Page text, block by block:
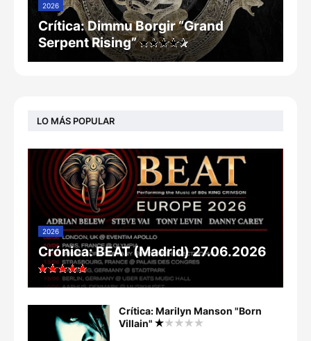
2026
Crítica: Dimmu Borgir “Grand
Serpent Rising”
LO MÁS POPULAR
2026
Crónica: BEAT (Madrid) 27.06.2026
Crítica: Marilyn Manson "Born
Villain"